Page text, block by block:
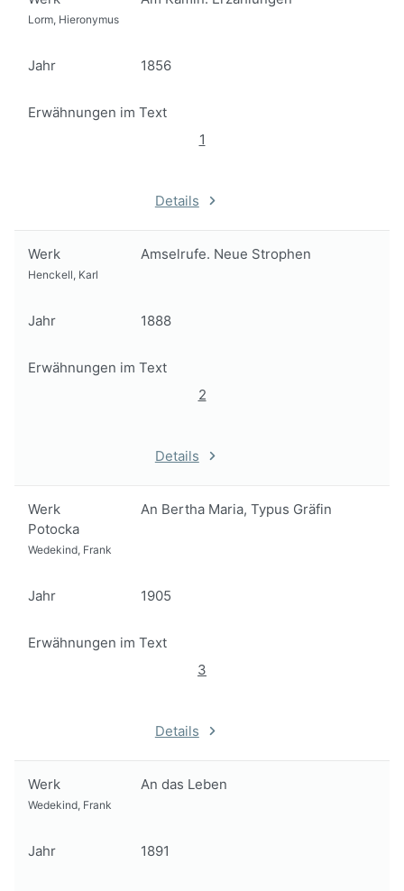
Lorm, Hieronymus
Jahr 1856
Erwähnungen im Text
1
Details
Werk Amselrufe. Neue Strophen
Henckell, Karl
Jahr 1888
Erwähnungen im Text
2
Details
Werk
An Bertha Maria, Typus Gräfin
Potocka
Wedekind, Frank
Jahr 1905
Erwähnungen im Text
3
Details
Werk An das Leben
Wedekind, Frank
Jahr 1891